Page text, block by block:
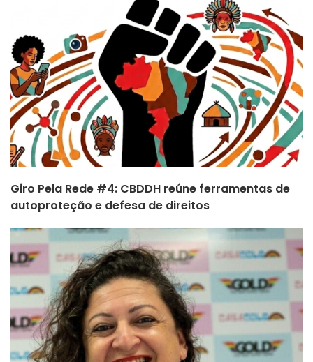
Giro Pela Rede #4: CBDDH reúne ferramentas de
autoproteção e defesa de direitos